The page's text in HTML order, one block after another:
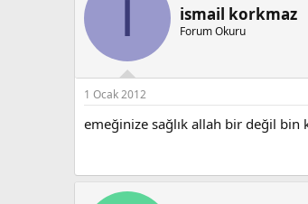
I ismail korkmaz
Forum Okuru
1 Ocak 2012
emeğinize sağlık allah bir değil bin